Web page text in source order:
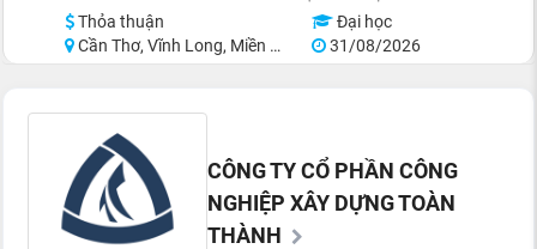
Thỏa thuận
Đại học
Cần Thơ, Vĩnh Long, Miền Nam, Miền Trung
31/08/2026
CÔNG TY CỔ PHẦN CÔNG
NGHIỆP XÂY DỰNG TOÀN
THÀNH